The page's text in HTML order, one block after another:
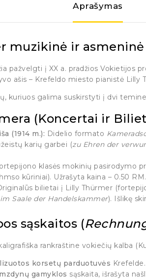
Aprašymas
muzikinė ir
pažvelgti į XX a. pradžios Vokietijos
ašis – Krefeldo miesto pianistė Lilly
kuriuos galima suskirstyti į dvi
(Koncertai ir
(1914 m.): Didelio formato
karių garbei (zu Ehren der
klasės mokinių pasirodymo
kūriniai). Užrašyta kaina – 0.50 RM.
bilietai į Lilly Thürmer
im Saale der Handelskammer). Išlikę
sąskaitos (
rankraštine vokiečių kalba
korsetų parduotuvės Krefelde.
gamyklos sąskaita, išrašyta